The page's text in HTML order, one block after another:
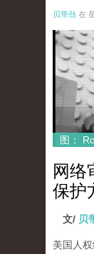
贝带劲 在
图：
网络
保护
文/ 贝
美国人